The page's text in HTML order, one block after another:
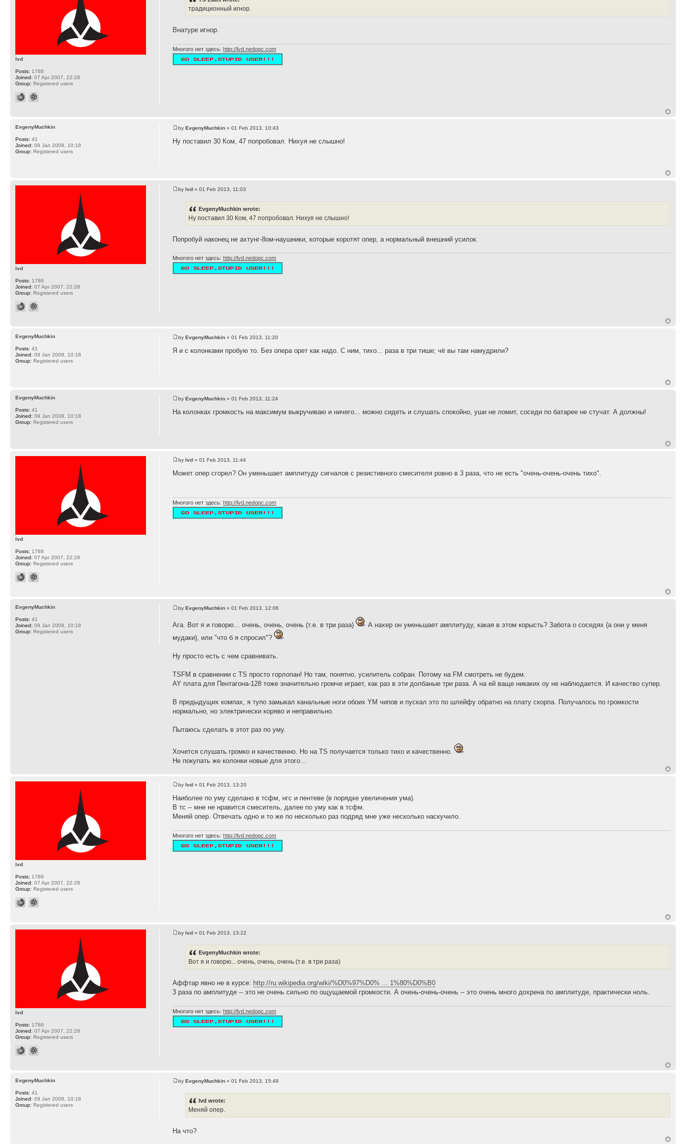
традиционный игнор.
Внатуре игнор.
Многого нет здесь:http://lvd.nedopc.com
lvd
Posts: 1786
Joined: 07 Apr 2007, 22:28
Group: Registered users
byEvgenyMuchkin » 01 Feb 2013, 10:43
Ну поставил 30 Ком, 47 попробовал. Нихуя не слышно!
EvgenyMuchkin
Posts: 41
Joined: 09 Jan 2008, 10:18
Group: Registered users
bylvd » 01 Feb 2013, 11:03
EvgenyMuchkin wrote:
Ну поставил 30 Ком, 47 попробовал. Нихуя не слышно!
Попробуй наконец не ахтунг-8ом-наушники, которые коротят опер, а нормальный внешний усилок.
Многого нет здесь: http://lvd.nedopc.com
lvd
Posts: 1786
Joined: 07 Apr 2007, 22:28
Group: Registered users
byEvgenyMuchkin » 01 Feb 2013, 11:20
Я и с колонками пробую то. Без опера орет как надо. С ним, тихо... раза в три тише; чё вы там намудрили?
EvgenyMuchkin
Posts: 41
Joined: 09 Jan 2008, 10:18
Group: Registered users
byEvgenyMuchkin » 01 Feb 2013, 11:24
На колонках громкость на максимум выкручиваю и ничего... можно сидеть и слушать спокойно, уши не ломит, соседи по батарее не стучат. А должны!
EvgenyMuchkin
Posts: 41
Joined: 09 Jan 2008, 10:18
Group: Registered users
bylvd » 01 Feb 2013, 11:44
Может опер сгорел? Он уменьшает амплитуду сигналов с резистивного смесителя ровно в 3 раза, что не есть "очень-очень-очень тихо".
Многого нет здесь:http://lvd.nedopc.com
lvd
Posts: 1786
Joined: 07 Apr 2007, 22:28
Group: Registered users
byEvgenyMuchkin » 01 Feb 2013, 12:06
Ага. Вот я и говорю... очень, очень, очень (т.е. в три раза)
А нахер он уменьшает амплитуду, какая в этом корысть? Забота о соседях (а они у меня
мудаки), или "что б я спросил"?
Ну просто есть с чем сравнивать.
TSFM в сравнении с TS просто горлопан! Но там, понятно, усилитель собран. Потому на FM смотреть не будем.
AY плата для Пентагона-128 тоже значительно громче играет, как раз в эти долбаные три раза. А на ей ваще никаких оу не наблюдается. И качество супер.
В предыдущих компах, я тупо замыкал канальные ноги обоих YM чипов и пускал это по шлейфу обратно на плату скорпа. Получалось по громкости
нормально, но электрически коряво и неправильно.
Пытаюсь сделать в этот раз по уму.
Хочется слушать громко и качественно. Но на TS получается только тихо и качественно.
Не покупать же колонки новые для этого...
EvgenyMuchkin
Posts: 41
Joined: 09 Jan 2008, 10:18
Group: Registered users
bylvd » 01 Feb 2013, 13:20
Наиболее по уму сделано в тсфм, нгс и пентеве (в порядке увеличения ума).
В тс -- мне не нравится смеситель, далее по уму как в тсфм.
Меняй опер. Отвечать одно и то же по несколько раз подряд мне уже несколько наскучило.
Многого нет здесь:http://lvd.nedopc.com
lvd
Posts: 1786
Joined: 07 Apr 2007, 22:28
Group: Registered users
bylvd » 01 Feb 2013, 13:22
EvgenyMuchkin wrote:
Вот я и говорю... очень, очень, очень (т.е. в три раза)
Аффтар явно не в курсе: http://ru.wikipedia.org/wiki/%D0%97%D0% ... 1%80%D0%B0
3 раза по амплитуде -- это не очень сильно по ощущаемой громкости. А очень-очень-очень -- это очень много дохрена по амплитуде, практически ноль.
Многого нет здесь:http://lvd.nedopc.com
lvd
Posts: 1786
Joined: 07 Apr 2007, 22:28
Group: Registered users
byEvgenyMuchkin » 01 Feb 2013, 15:49
lvd wrote:
Меняй опер.
На что?
EvgenyMuchkin
Posts: 41
Joined: 09 Jan 2008, 10:18
Group: Registered users